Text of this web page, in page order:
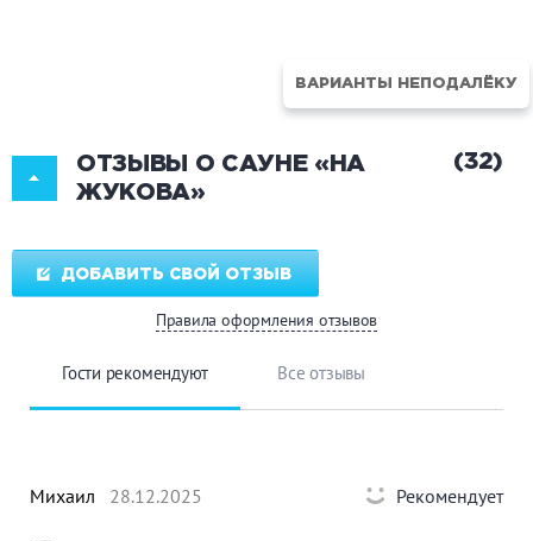
ВАРИАНТЫ НЕПОДАЛЁКУ
ОТЗЫВЫ О САУНЕ «НА
ЖУКОВА»
(32)
ДОБАВИТЬ СВОЙ ОТЗЫВ
Правила оформления отзывов
Гости рекомендуют Все отзывы
Михаил 28.12.2025 Рекомендует